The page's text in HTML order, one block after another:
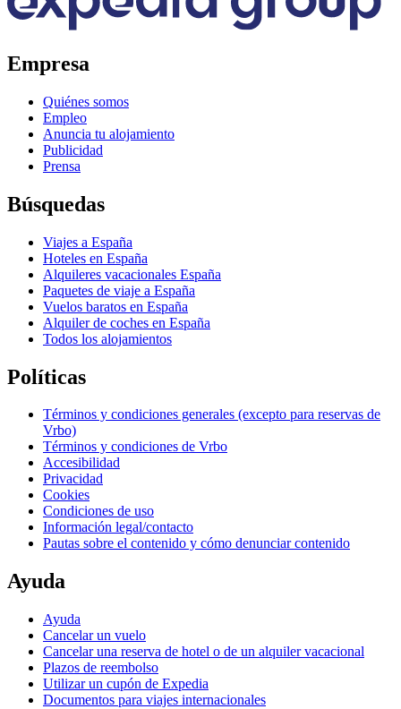
Empresa
Quiénes somos
Empleo
Anuncia tu alojamiento
Publicidad
Prensa
Búsquedas
Viajes a España
Hoteles en España
Alquileres vacacionales España
Paquetes de viaje a España
Vuelos baratos en España
Alquiler de coches en España
Todos los alojamientos
Políticas
Términos y condiciones generales (excepto para reservas de
Vrbo)
Términos y condiciones de Vrbo
Accesibilidad
Privacidad
Cookies
Condiciones de uso
Información legal/contacto
Pautas sobre el contenido y cómo denunciar contenido
Ayuda
Ayuda
Cancelar un vuelo
Cancelar una reserva de hotel o de un alquiler vacacional
Plazos de reembolso
Utilizar un cupón de Expedia
Documentos para viajes internacionales